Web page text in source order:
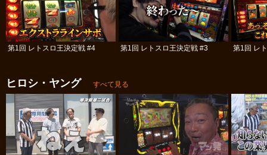
第1回 レトスロ王決定戦 #4 第1回 レトスロ王決定戦 #3 第1回 レ
ヒロシ・ヤング すべて見る